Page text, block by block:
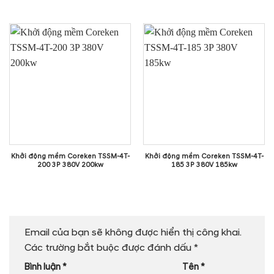
Khởi động mềm Coreken TSSM-4T-
200 3P 380V 200kw
Khởi động mềm Coreken TSSM-4T-
185 3P 380V 185kw
Email của bạn sẽ không được hiển thị công khai.
Các trường bắt buộc được đánh dấu *
Bình luận* Tên*